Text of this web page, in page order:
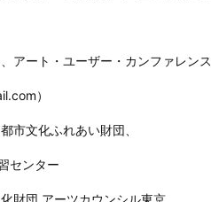
アート・ユーザー・カンファレンス
）
市文化ふれあい財団、
ンター
財団 アーツカウンシル東京